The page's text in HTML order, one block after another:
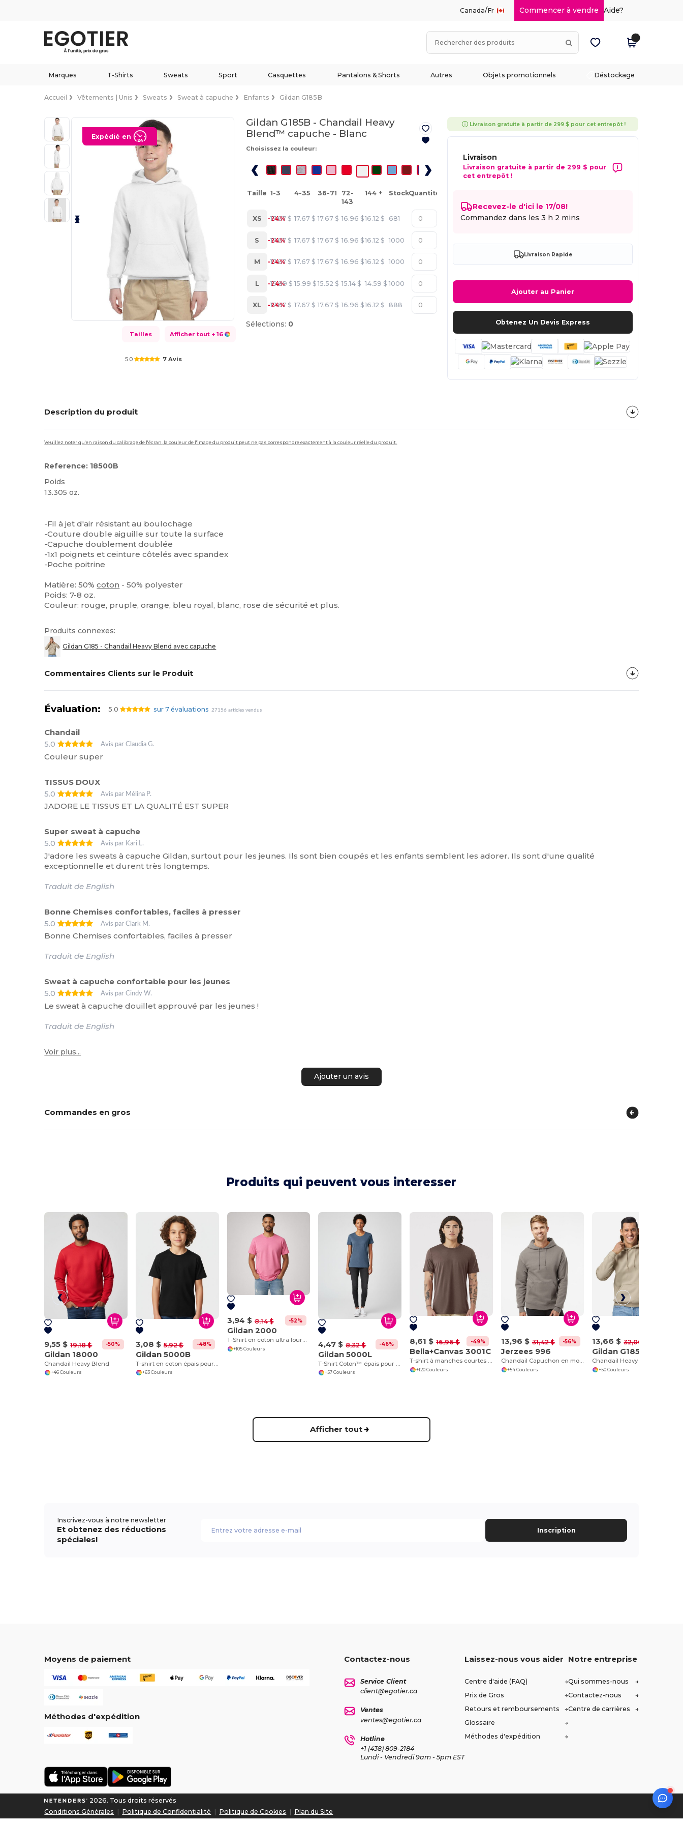
Canada/Fr Commencer à vendre Aide?
Marques T-Shirts Sweats Sport Casquettes Pantalons & Shorts Autres Objets promotionnels Déstockage
Accueil Vêtements | Unis Sweats Sweat à capuche Enfants Gildan G185B
Expédié en
Tailles Afficher tout + 16
5.0 7 Avis
Gildan G185B - Chandail Heavy
Blend™ capuche - Blanc
Choisissez la couleur:
Taille 1-3 4-35 36-71
72-
143
144 + StockQuantité
XS -24%
17.67 $ 17.67 $ 17.67 $ 16.96 $16.12 $ 681
S -24%
17.67 $ 17.67 $ 17.67 $ 16.96 $16.12 $ 1000
M -24%
17.67 $ 17.67 $ 17.67 $ 16.96 $16.12 $ 1000
L -24%
15.99 $ 15.99 $ 15.52 $ 15.14 $ 14.59 $ 1000
XL -24%
17.67 $ 17.67 $ 17.67 $ 16.96 $16.12 $ 888
Sélections: 0
Livraison gratuite à partir de 299 $ pour cet entrepôt !
Livraison
Livraison gratuite à partir de 299 $ pour
cet entrepôt !
Recevez-le d'ici le 17/08!
Commandez dans les3 h 2 mins
Livraison Rapide
Ajouter au Panier
Obtenez Un Devis Express
Description du produit
Veuillez noter qu'en raison du calibrage de l'écran, la couleur de l'image du produit peut ne pas correspondre exactement à la couleur réelle du produit.
Reference: 18500B
Poids
13.305 oz.
-Fil à jet d'air résistant au boulochage
-Couture double aiguille sur toute la surface
-Capuche doublement doublée
-1x1 poignets et ceinture côtelés avec spandex
-Poche poitrine
Matière: 50%coton - 50% polyester
Poids: 7-8 oz.
Couleur: rouge, pruple, orange, bleu royal, blanc, rose de sécurité et plus.
Produits connexes:
Gildan G185 - Chandail Heavy Blend avec capuche
Commentaires Clients sur le Produit
Évaluation: 5.0 sur 7 évaluations 27156 articles vendus
Chandail
5.0
Avis par Claudia G.
Couleur super
TISSUS DOUX
5.0
Avis par Mélina P.
JADORE LE TISSUS ET LA QUALITÉ EST SUPER
Super sweat à capuche
5.0
Avis par Kari L.
J'adore les sweats à capuche Gildan, surtout pour les jeunes. Ils sont bien coupés et les enfants semblent les adorer. Ils sont d'une qualité
exceptionnelle et durent très longtemps.
Traduit de English
Bonne Chemises confortables, faciles à presser
5.0
Avis par Clark M.
Bonne Chemises confortables, faciles à presser
Traduit de English
Sweat à capuche confortable pour les jeunes
5.0
Avis par Cindy W.
Le sweat à capuche douillet approuvé par les jeunes !
Traduit de English
Voir plus...
Ajouter un avis
Commandes en gros
Produits qui peuvent vous interesser
9,55 $ 19,18 $ -50%
Gildan 18000
Chandail Heavy Blend
+46 Couleurs
3,08 $ 5,92 $ -48%
Gildan 5000B
+63 Couleurs
3,94 $ 8,14 $ -52%
Gildan 2000
T-Shirt en coton ultra lourd pour adultes
+105 Couleurs 4,47 $ 8,32 $ -46%
Gildan 5000L
+57 Couleurs
8,61 $ 16,96 $ -49%
Bella+Canvas 3001C
T-shirt à manches courtes en jersey
+120 Couleurs
13,96 $ 31,42 $ -56%
Jerzees 996
Chandail Capuchon en molleton
+54 Couleurs
13,66 $ 32,00 $
Gildan G185
+50 Couleurs
Afficher tout
Inscrivez-vous à notre newsletter
Et obtenez des réductions
spéciales!
Inscription
Moyens de paiement
Méthodes d'expédition
Contactez-nous
Service Client
client@egotier.ca
Ventes
ventes@egotier.ca
Hotline
+1 (438) 809-2184
Lundi - Vendredi 9am - 5pm EST
Laissez-nous vous aider
Centre d'aide (FAQ)
Prix de Gros
Retours et remboursements
Glossaire
Méthodes d'expédition
Notre entreprise
Qui sommes-nous
Contactez-nous
Centre de carrières
2026. Tous droits réservés
Conditions Générales
Politique de Confidentialité Politique de Cookies Plan du Site